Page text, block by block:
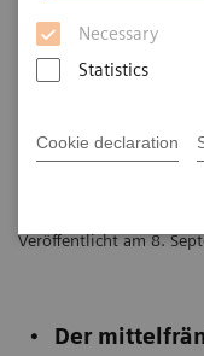
Necessary
Statistics
Cookie declaration
Gemeinsame
Veröffentlicht am 8.
Der